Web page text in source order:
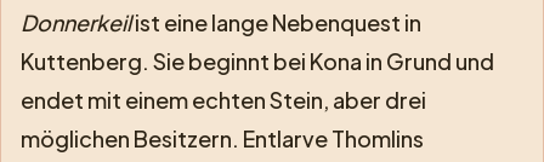
Donnerkeilist eine lange Nebenquest in
Kuttenberg. Sie beginnt bei Kona in Grund und
endet mit einem echten Stein, aber drei
möglichen Besitzern. Entlarve Thomlins